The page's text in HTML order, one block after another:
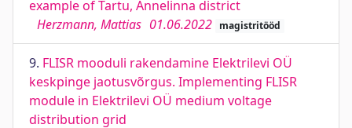
example of Tartu, Annelinna district
Herzmann, Mattias 01.06.2022 magistritööd
9. FLISR mooduli rakendamine Elektrilevi OÜ
keskpinge jaotusvõrgus. Implementing FLISR
module in Elektrilevi OÜ medium voltage
distribution grid